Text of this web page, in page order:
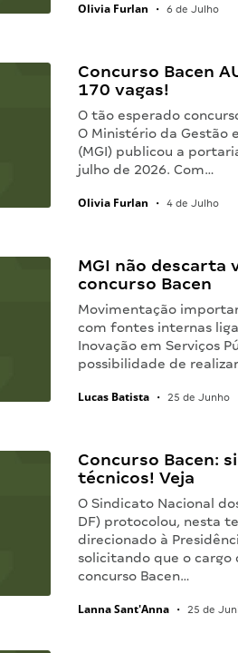
Olivia Furlan • 6 de Julho
Concurso Bacen
170 vagas!
O tão esperado
O Ministério da Gestão
(MGI) publicou a
julho de 2026. Com…
Olivia Furlan • 4 de Julho
MGI não descarta
concurso Bacen
Movimentação
com fontes internas
Inovação em Serviços
possibilidade de
Lucas Batista • 25 de Junho
Concurso Bacen:
técnicos! Veja
O Sindicato Nacional
DF) protocolou, nesta
direcionado à
solicitando que o cargo
concurso Bacen…
Lanna Sant'Anna • 25 de